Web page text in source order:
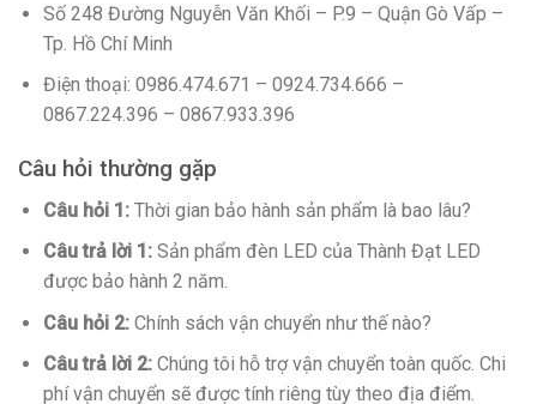
Số 248 Đường Nguyễn Văn Khối – P.9 – Quận Gò Vấp –
Tp. Hồ Chí Minh
Điện thoại: 0986.474.671 – 0924.734.666 –
0867.224.396 – 0867.933.396
Câu hỏi thường gặp
Câu hỏi 1:Thời gian bảo hành sản phẩm là bao lâu?
Câu trả lời 1:Sản phẩm đèn LED của Thành Đạt LED
được bảo hành 2 năm.
Câu hỏi 2:Chính sách vận chuyển như thế nào?
Câu trả lời 2:Chúng tôi hỗ trợ vận chuyển toàn quốc. Chi
phí vận chuyển sẽ được tính riêng tùy theo địa điểm.